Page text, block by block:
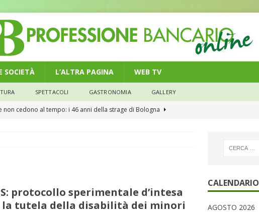
SOCIETÀ L’ALTRA PAGINA WEB TV
SPETTACOLI GASTRONOMIA GALLERY
non cedono al tempo: i 46 anni della strage di Bologna
protocollo sperimentale d’intesa
la tutela della disabilità dei minori
CALENDARIO
AGOSTO 2026